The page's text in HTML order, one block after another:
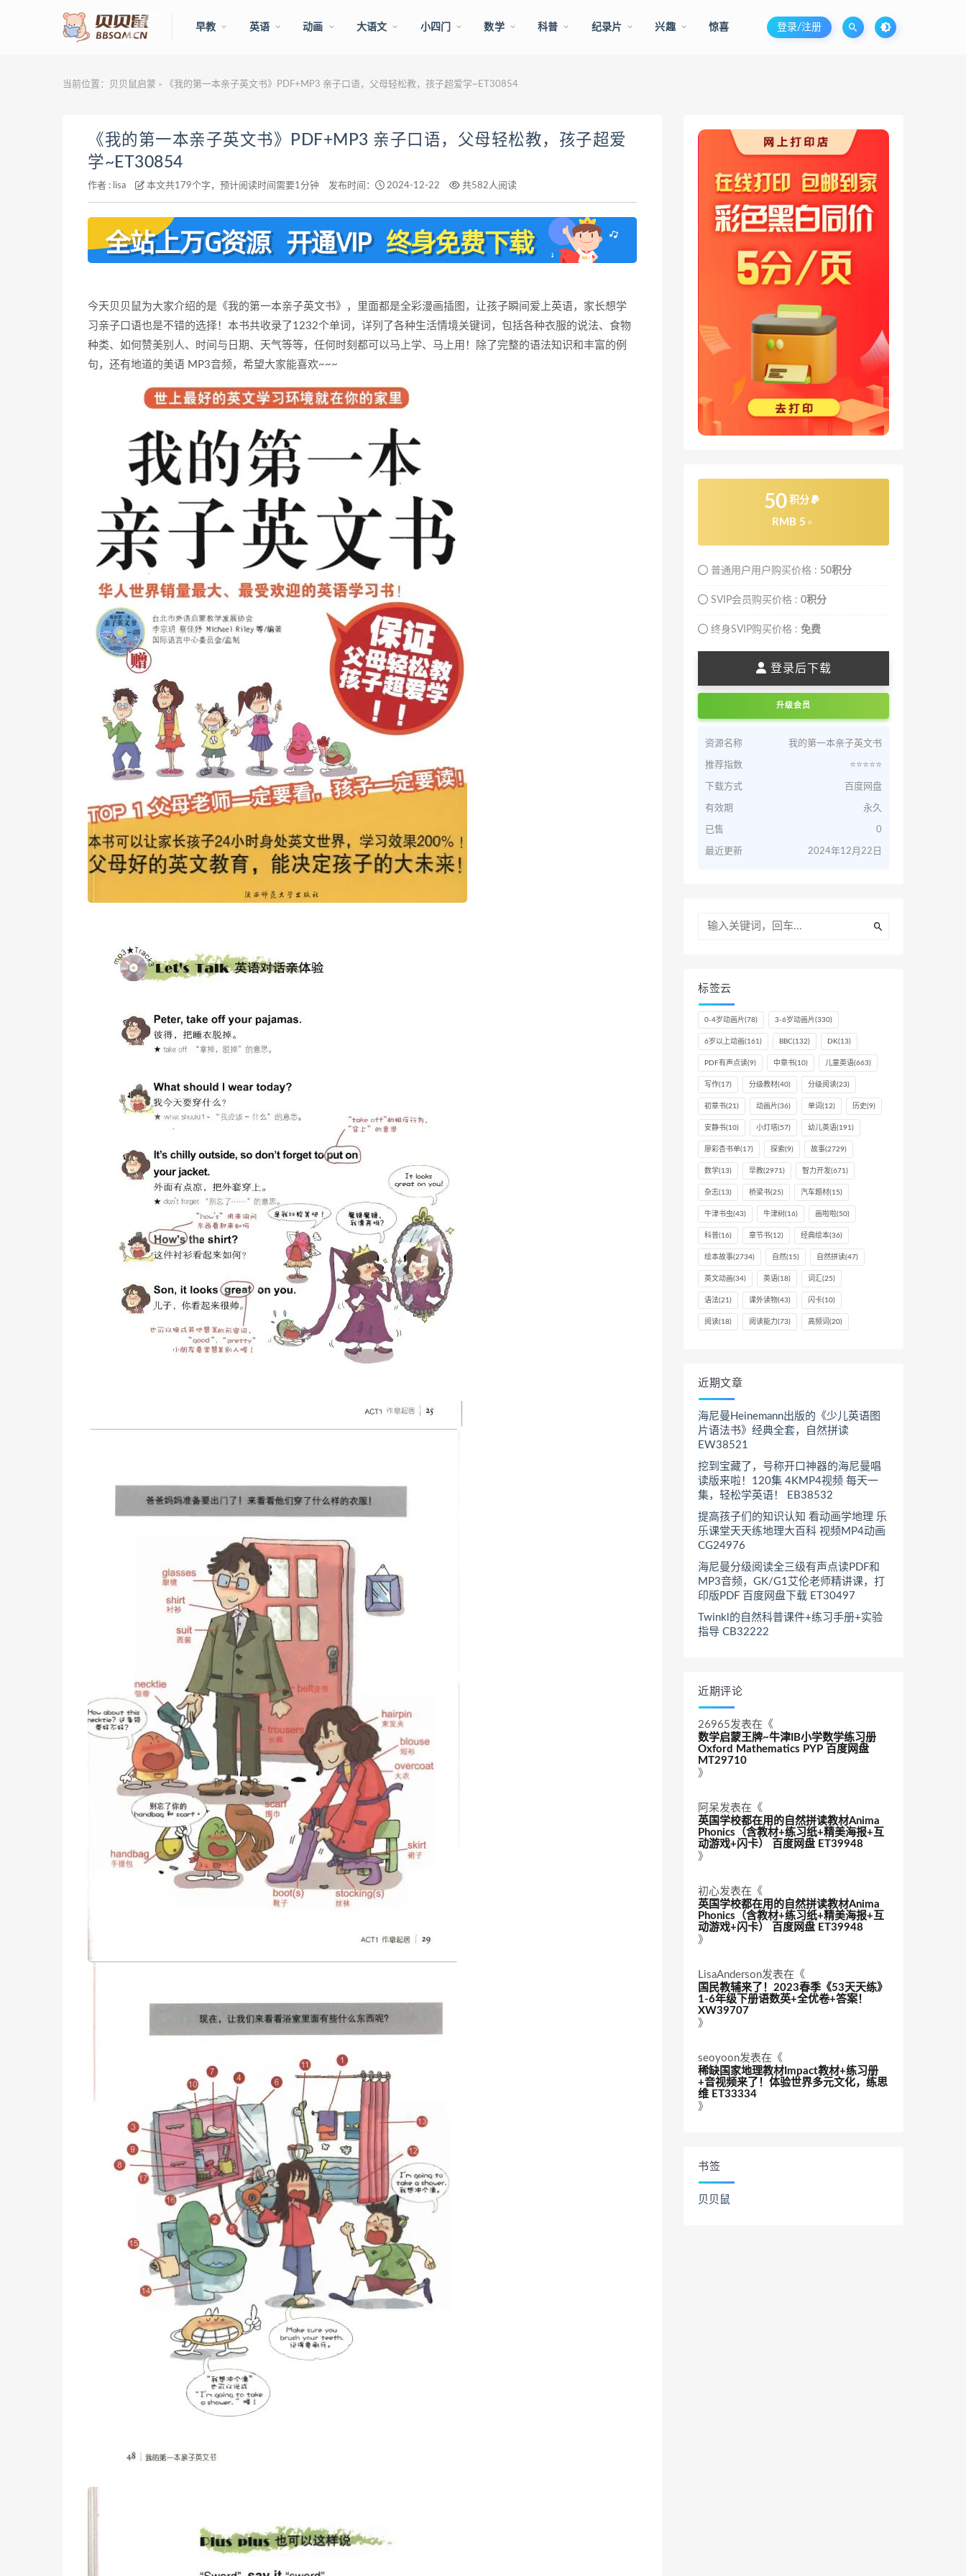
早教 英语 动画 大语文 小四门 数学 科普 纪录片 兴趣 惊喜 登录/注册
当前位置： 贝贝鼠启蒙 > 《我的第一本亲子英文书》PDF+MP3 亲子口语，父母轻松教，孩子超爱学~ET30854
《我的第一本亲子英文书》PDF+MP3 亲子口语，父母轻松教，孩子超爱
学~ET30854
作者 : lisa 本文共179个字，预计阅读时间需要1分钟 发布时间： 2024-12-22 共582人阅读
今天贝贝鼠为大家介绍的是《我的第一本亲子英文书》，里面都是全彩漫画插图，让孩子瞬间爱上英语，家长想学
习亲子口语也是不错的选择！本书共收录了1232个单词，详列了各种生活情境关键词，包括各种衣服的说法、食物
种类、如何赞美别人、时间与日期、天气等等，任何时刻都可以马上学、马上用！除了完整的语法知识和丰富的例
句，还有地道的美语 MP3音频，希望大家能喜欢~~~
50 积分
RMB 5 元
普通用户用户购买价格 : 50积分
SVIP会员购买价格 : 0积分
终身SVIP购买价格 : 免费
登录后下载
升级会员
资源名称 我的第一本亲子英文书
推荐指数 ⭐️⭐️⭐️⭐️⭐️
下载方式 百度网盘
有效期 永久
已售 0
最近更新 2024年12月22日
标签云
0-4岁动画片(78) 3-6岁动画片(330)
6岁以上动画(161) BBC(132) DK(13)
PDF有声点读(9) 中章书(10) 儿童英语(663)
写作(17) 分级教材(40) 分级阅读(23)
初章书(21) 动画片(36) 单词 (12) 历史(9)
安静书(10) 小灯塔(57) 幼儿英语(191)
廖彩杏书单(17) 探索(9) 故事(2729)
数学(13) 早教(2971) 智力开发(671)
杂志(13) 桥梁书(25) 汽车题材(15)
牛津书虫(43) 牛津树(16) 画啦啦(50)
科普(16) 章节书(12) 经典绘本(36)
绘本故事(2734) 自然(15) 自然拼读(47)
英文动画(34) 英语(18) 词汇 (25)
语法(21) 课外读物(43) 闪卡(10)
阅读(18) 阅读能力 (73) 高频词 (20)
近期文章
海尼曼Heinemann出版的《少儿英语图
片语法书》经典全套，自然拼读
EW38521
挖到宝藏了，号称开口神器的海尼曼唱
读版来啦！120集 4KMP4视频 每天一
集，轻松学英语！ EB38532
提高孩子们的知识认知 看动画学地理 乐
乐课堂天天练地理大百科 视频MP4动画
CG24976
海尼曼分级阅读全三级有声点读PDF和
MP3音频，GK/G1艾伦老师精讲课，打
印版PDF 百度网盘下载 ET30497
Twinkl的自然科普课件+练习手册+实验
指导 CB32222
近期评论
26965发表在《
数学启蒙王牌~牛津IB小学数学练习册
Oxford Mathematics PYP 百度网盘
MT29710
》
阿呆发表在《
英国学校都在用的自然拼读教材Anima
Phonics（含教材+练习纸+精美海报+互
动游戏+闪卡） 百度网盘 ET39948
》
初心发表在《
英国学校都在用的自然拼读教材Anima
Phonics（含教材+练习纸+精美海报+互
动游戏+闪卡） 百度网盘 ET39948
》
LisaAnderson发表在《
国民教辅来了！2023春季《53天天练》
1-6年级下册语数英+全优卷+答案！
XW39707
》
seoyoon发表在《
稀缺国家地理教材Impact教材+练习册
+音视频来了！体验世界多元文化，练思
维 ET33334
》
书签
贝贝鼠